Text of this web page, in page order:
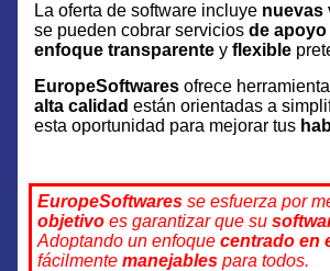
La oferta de software incluye nuevas
se pueden cobrar servicios de apoyo
enfoque transparente y flexible
EuropeSoftwares ofrece
alta calidad están orientadas a
esta oportunidad para mejorar tus
EuropeSoftwares se esfuerza por
objetivo es garantizar que su
Adoptando un enfoque centrado en
fácilmente manejables para todos.